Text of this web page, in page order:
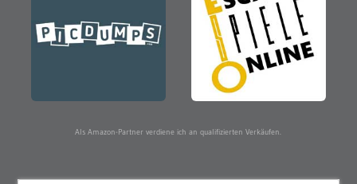
Als Amazon-Partner verdiene ich an qualifizierten Verkäufen.